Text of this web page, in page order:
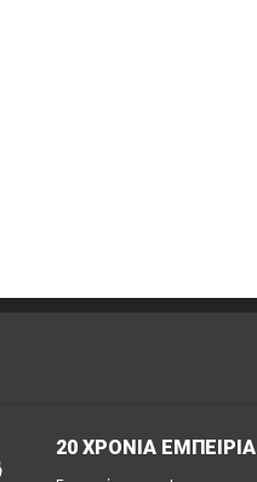
20 ΧΡΟΝΙΑ ΕΜΠΕΙΡΙΑ